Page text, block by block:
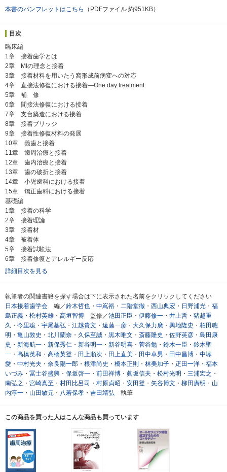
本書のパンフレットはこちら （PDFファイル 約951KB）
目次
臨床編
1章 接着歯学とは
2章 MIの理念と接着
3章 接着材料を用いたう窩形成前病変への対応
4章 直接法修復における接着―One day treatment
5章 補 修
6章 間接法修復における接着
7章 支台築造における接着
8章 接着ブリッジ
9章 接着性修復材料の発展
10章 義歯と接着
11章 歯周治療と接着
12章 歯内治療と接着
13章 歯の破折と接着
14章 小児歯科における接着
15章 矯正歯科における接着
基礎編
1章 接着の科学
2章 接着理論
3章 接着材
4章 被着体
5章 接着試験法
6章 接着修復とアレルギー反応
詳細目次を見る
執筆者の関連書籍を探す場合は下に表示された名前をクリックしてください
日本接着歯学会 編／鈴木哲也 ・ 中嶌裕 ・ 二階堂徹 ・ 西山典宏 ・ 日野浦光 ・ 福
島正義 ・ 松村英雄 ・ 高垣智博 監修／池田正臣 ・ 伊藤修一 ・ 井上哲 ・ 猪越重
久 ・ 今里聡 ・ 宇尾基弘 ・ 江越貴文 ・ 遠藤一彦 ・ 大久保力廣 ・ 興地隆史 ・ 柏田聰
明 ・ 亀山敦史 ・ 北川蘭奈 ・ 久保至誠 ・ 黒木唯文 ・ 斎藤隆史 ・ 佐野英彦 ・ 島田康
史 ・ 新海航一 ・ 新保秀仁 ・ 新谷明一 ・ 新谷明喜 ・ 菅谷勉 ・ 鈴木一臣 ・ 鈴木聖
一 ・ 髙橋英和 ・ 高橋英登 ・ 田上順次 ・ 田上直美 ・ 田中卓男 ・ 田中昌博 ・ 中塚
愛 ・ 中村光夫 ・ 奈良陽一郎 ・ 根津尚史 ・ 橋本正則 ・ 林美加子 ・ 疋田一洋 ・ 福本
いづみ ・ 冨士谷盛興 ・ 保坂啓一 ・ 前田祥博 ・ 眞坂信夫 ・ 松村光明 ・ 三浦宏之 ・
南弘之 ・ 宮崎真至 ・ 村田比呂司 ・ 村原貞昭 ・ 安田登 ・ 矢谷博文 ・ 柳田廣明 ・ 山
内淳一 ・ 山田敏元 ・ 八若保孝 ・ 吉田靖弘 執筆
この商品を買った人はこんな商品も買っています